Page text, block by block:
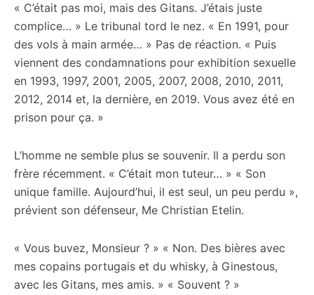
« C’était pas moi, mais des Gitans. J’étais juste
complice… » Le tribunal tord le nez. « En 1991, pour
des vols à main armée… » Pas de réaction. « Puis
viennent des condamnations pour exhibition sexuelle
en 1993, 1997, 2001, 2005, 2007, 2008, 2010, 2011,
2012, 2014 et, la dernière, en 2019. Vous avez été en
prison pour ça. »
L’homme ne semble plus se souvenir. Il a perdu son
frère récemment. « C’était mon tuteur… » « Son
unique famille. Aujourd’hui, il est seul, un peu perdu »,
prévient son défenseur, Me Christian Etelin.
« Vous buvez, Monsieur ? » « Non. Des bières avec
mes copains portugais et du whisky, à Ginestous,
avec les Gitans, mes amis. » « Souvent ? »